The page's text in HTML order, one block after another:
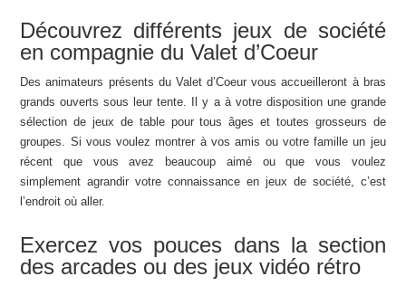
Découvrez différents jeux de société
en compagnie du Valet d’Coeur
Des animateurs présents du Valet d’Coeur vous accueilleront à bras
grands ouverts sous leur tente. Il y a à votre disposition une grande
sélection de jeux de table pour tous âges et toutes grosseurs de
groupes. Si vous voulez montrer à vos amis ou votre famille un jeu
récent que vous avez beaucoup aimé ou que vous voulez
simplement agrandir votre connaissance en jeux de société, c’est
l’endroit où aller.
Exercez vos pouces dans la section
des arcades ou des jeux vidéo rétro